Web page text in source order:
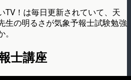
TV！は毎日更新されていて、天
生の明るさが気象予報士試験勉強
士講座